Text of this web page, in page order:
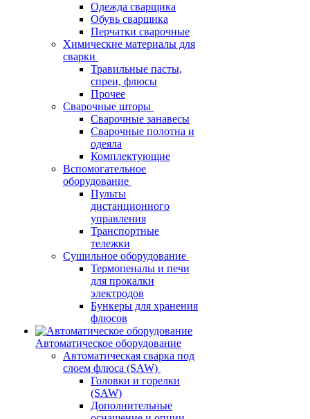
Одежда сварщика
Обувь сварщика
Перчатки сварочные
Химические материалы для
сварки
Травильные пасты,
спреи, флюсы
Прочее
Сварочные шторы
Сварочные занавесы
Сварочные полотна и
одеяла
Комплектующие
Вспомогательное
оборудование
Пульты
дистанционного
управления
Транспортные
тележки
Сушильное оборудование
Термопеналы и печи
для прокалки
электродов
Бункеры для хранения
флюсов
Автоматическое оборудование
Автоматическая сварка под
слоем флюса (SAW)
Головки и горелки
(SAW)
Дополнительные